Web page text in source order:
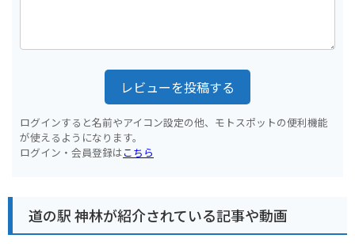
レビューを投稿する
ログインすると名前やアイコン設定の他、モトスポットの便利機能
が使えるようになります。
ログイン・会員登録はこちら
道の駅 神林が紹介されている記事や動画